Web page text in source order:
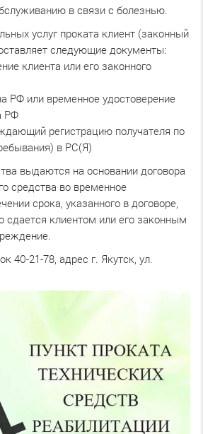
в связи с болезнью.
услуг проката клиент (законный
следующие документы:
клиента или его законного
РФ или временное удостоверение
РФ
регистрацию получателя по
в РС(Я)
выдаются на основании договора
средства во временное
срока, указанного в договоре,
сдается клиентом или его законным
40-21-78, адрес г. Якутск, ул.